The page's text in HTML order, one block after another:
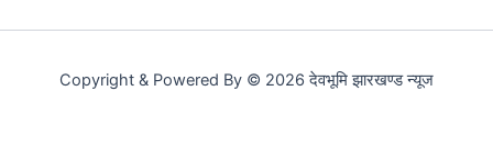
Copyright & Powered By © 2026 देवभूमि झारखण्ड न्यूज